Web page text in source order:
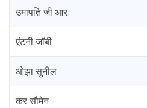
उमापति जी आर
एंटनी जॉबी
ओझा सुनील
कर सौमेन